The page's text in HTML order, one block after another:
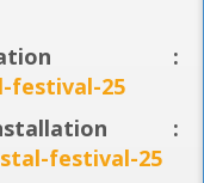
:
festival-25
:
festival-25